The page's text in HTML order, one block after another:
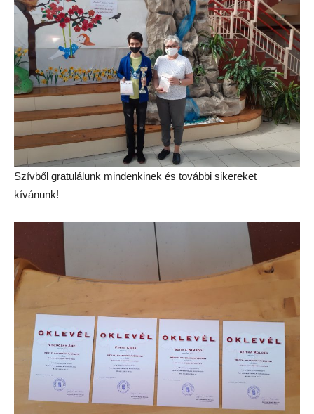
Szívből gratulálunk mindenkinek és további sikereket
kívánunk!